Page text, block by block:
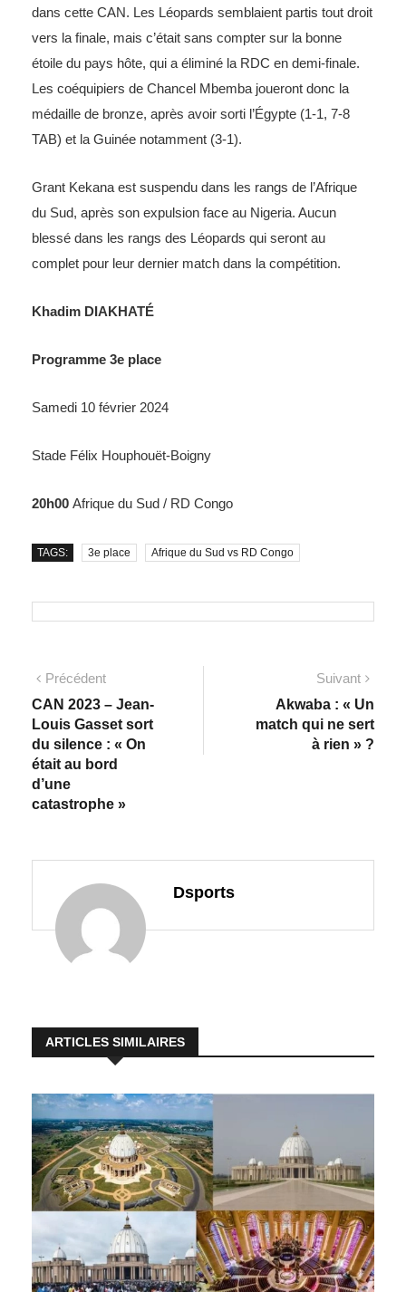
dans cette CAN. Les Léopards semblaient partis tout droit
vers la finale, mais c’était sans compter sur la bonne
étoile du pays hôte, qui a éliminé la RDC en demi-finale.
Les coéquipiers de Chancel Mbemba joueront donc la
médaille de bronze, après avoir sorti l’Égypte (1-1, 7-8
TAB) et la Guinée notamment (3-1).
Grant Kekana est suspendu dans les rangs de l’Afrique
du Sud, après son expulsion face au Nigeria. Aucun
blessé dans les rangs des Léopards qui seront au
complet pour leur dernier match dans la compétition.
Khadim DIAKHATÉ
Programme 3e place
Samedi 10 février 2024
Stade Félix Houphouët-Boigny
20h00 Afrique du Sud / RD Congo
TAGS: 3e place Afrique du Sud vs RD Congo
Précédent
CAN 2023 – Jean-
Louis Gasset sort
du silence : « On
était au bord
d’une
catastrophe »
Suivant
Akwaba : « Un
match qui ne sert
à rien » ?
Dsports
ARTICLES SIMILAIRES